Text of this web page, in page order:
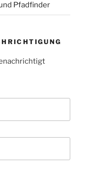
Pfadfinder